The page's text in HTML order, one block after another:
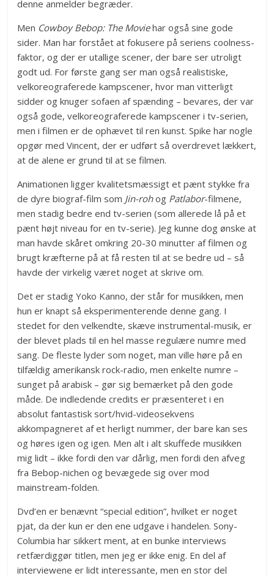
denne anmelder begræder.
Men Cowboy Bebop: The Moviehar også sine gode
sider. Man har forstået at fokusere på seriens coolness-
faktor, og der er utallige scener, der bare ser utroligt
godt ud. For første gang ser man også realistiske,
velkoreograferede kampscener, hvor man vitterligt
sidder og knuger sofaen af spænding – bevares, der var
også gode, velkoreograferede kampscener i tv-serien,
men i filmen er de ophævet til ren kunst. Spike har nogle
opgør med Vincent, der er udført så overdrevet lækkert,
at de alene er grund til at se filmen.
Animationen ligger kvalitetsmæssigt et pænt stykke fra
de dyre biograf-film som Jin-rohog Patlabor-filmene,
men stadig bedre end tv-serien (som allerede lå på et
pænt højt niveau for en tv-serie). Jeg kunne dog ønske at
man havde skåret omkring 20-30 minutter af filmen og
brugt kræfterne på at få resten til at se bedre ud – så
havde der virkelig været noget at skrive om.
Det er stadig Yoko Kanno, der står for musikken, men
hun er knapt så eksperimenterende denne gang. I
stedet for den velkendte, skæve instrumental-musik, er
der blevet plads til en hel masse regulære numre med
sang. De fleste lyder som noget, man ville høre på en
tilfældig amerikansk rock-radio, men enkelte numre –
sunget på arabisk – gør sig bemærket på den gode
måde. De indledende credits er præsenteret i en
absolut fantastisk sort/hvid-videosekvens
akkompagneret af et herligt nummer, der bare kan ses
og høres igen og igen. Men alt i alt skuffede musikken
mig lidt – ikke fordi den var dårlig, men fordi den afveg
fra Bebop-nichen og bevægede sig over mod
mainstream-folden.
Dvd’en er benævnt “special edition”, hvilket er noget
pjat, da der kun er den ene udgave i handelen. Sony-
Columbia har sikkert ment, at en bunke interviews
retfærdiggør titlen, men jeg er ikke enig. En del af
interviewene er lidt interessante, men en stor del